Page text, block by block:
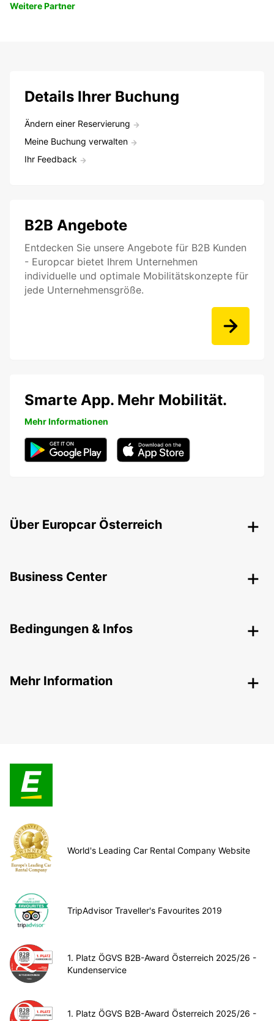
Weitere Partner
Details Ihrer Buchung
Ändern einer Reservierung
Meine Buchung verwalten
Ihr Feedback
B2B Angebote
Entdecken Sie unsere Angebote für B2B Kunden
- Europcar bietet Ihrem Unternehmen
individuelle und optimale Mobilitätskonzepte für
jede Unternehmensgröße.
Smarte App. Mehr Mobilität.
Mehr Informationen
Über Europcar Österreich
Business Center
Bedingungen & Infos
Mehr Information
World's Leading Car Rental Company Website
TripAdvisor Traveller's Favourites 2019
1. Platz ÖGVS B2B-Award Österreich 2025/26 -
Kundenservice
1. Platz ÖGVS B2B-Award Österreich 2025/26 -